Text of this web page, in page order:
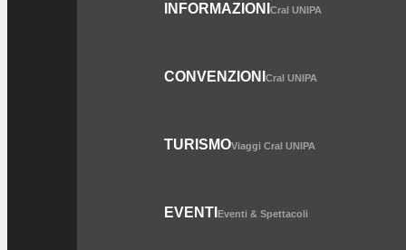
INFORMAZIONICral UNIPA
CONVENZIONICral UNIPA
TURISMOViaggi Cral UNIPA
EVENTIEventi & Spettacoli